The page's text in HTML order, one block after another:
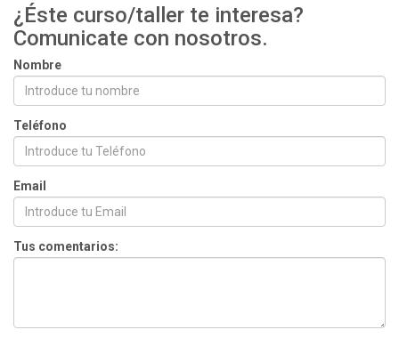
¿Éste curso/taller te interesa?
Comunicate con nosotros.
Nombre
Teléfono
Email
Tus comentarios: